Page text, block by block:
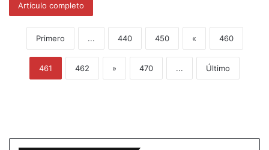
Artículo completo
Primero ... 440 450 « 460
461 462 » 470 ... Último